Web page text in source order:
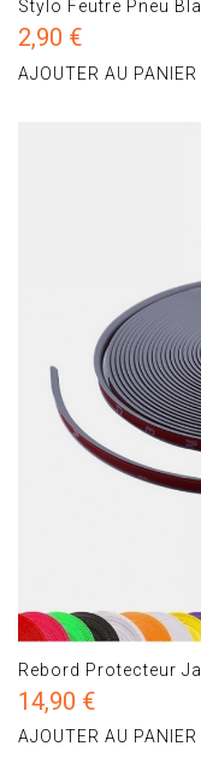
Stylo Feutre Pneu
2,90 €
AJOUTER AU
Rebord Protecteur
14,90 €
AJOUTER AU